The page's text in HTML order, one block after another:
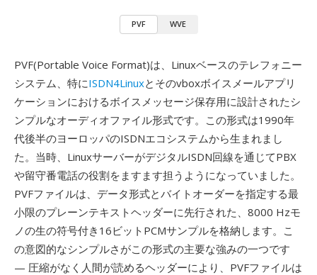
PVF WVE
PVF(Portable Voice Format)は、Linuxベースのテレフォニー
システム、特にISDN4Linuxとそのvboxボイスメールアプリ
ケーションにおけるボイスメッセージ保存用に設計されたシ
ンプルなオーディオファイル形式です。この形式は1990年
代後半のヨーロッパのISDNエコシステムから生まれまし
た。当時、LinuxサーバーがデジタルISDN回線を通じてPBX
や留守番電話の役割をますます担うようになっていました。
PVFファイルは、データ形式とバイトオーダーを指定する最
小限のプレーンテキストヘッダーに先行された、8000 Hzモ
ノの生の符号付き16ビットPCMサンプルを格納します。こ
の意図的なシンプルさがこの形式の主要な強みの一つです
— 圧縮がなく人間が読めるヘッダーにより、PVFファイルは